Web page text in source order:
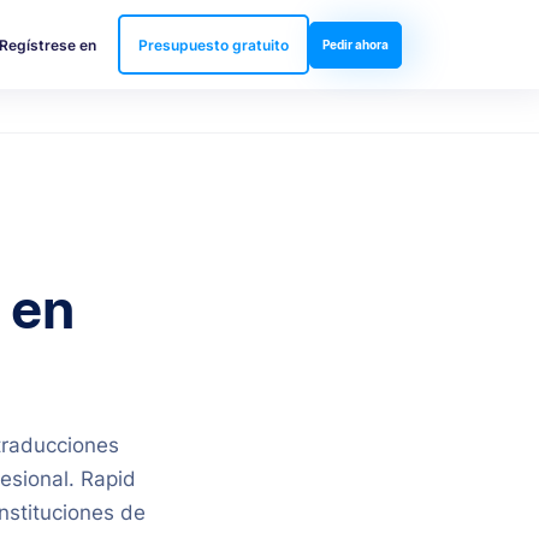
Regístrese en Presupuesto gratuito Pedir ahora
Rapid
de